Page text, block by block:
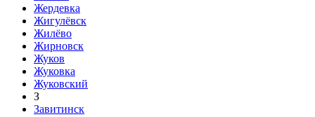
Жердевка
Жигулёвск
Жилёво
Жирновск
Жуков
Жуковка
Жуковский
З
Завитинск